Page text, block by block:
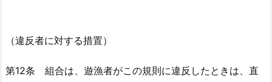
（違反者に対する措置）
第12条 組合は、遊漁者がこの規則に違反したときは、直